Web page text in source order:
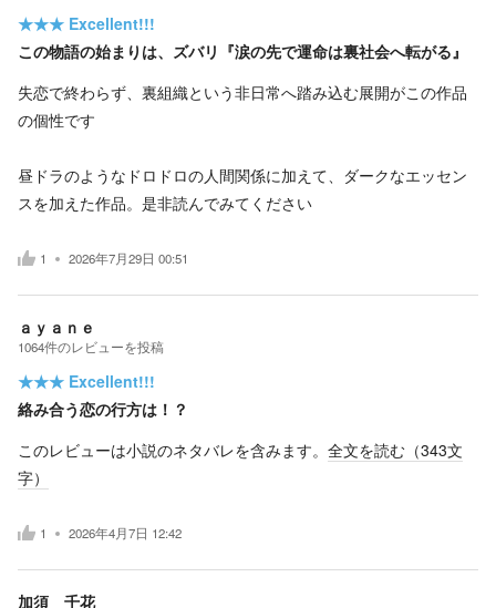
★★★ Excellent!!!
この物語の始まりは、ズバリ『涙の先で運命は裏社会へ転がる』
失恋で終わらず、裏組織という非日常へ踏み込む展開がこの作品
の個性です
昼ドラのようなドロドロの人間関係に加えて、ダークなエッセン
スを加えた作品。是非読んでみてください
1 2026年7月29日 00:51
ａｙａｎｅ
1064件のレビューを投稿
★★★ Excellent!!!
絡み合う恋の行方は！？
このレビューは小説のネタバレを含みます。 全文を読む（343文
字）
1 2026年4月7日 12:42
加須 千花